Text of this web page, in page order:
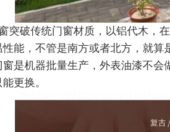
突破传统门窗材质，以铝代木，
能，不管是南方或者北方，就算
是机器批量生产，外表油漆不会
更换。